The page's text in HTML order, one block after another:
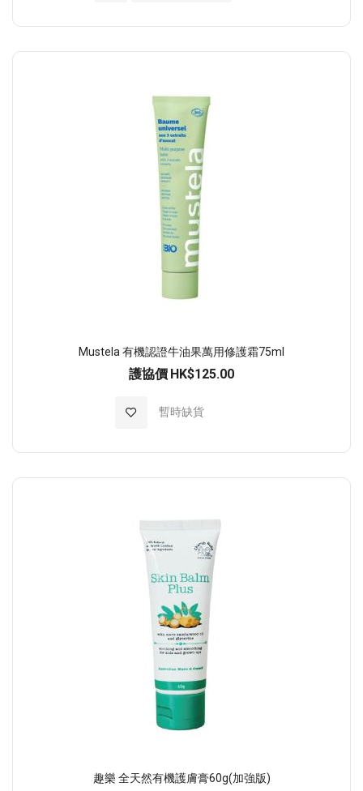
Mustela 有機認證牛油果萬用修護霜75ml
護協價 HK$125.00
暫時缺貨
加入至願望清單
趣樂 全天然有機護膚膏60g(加強版)